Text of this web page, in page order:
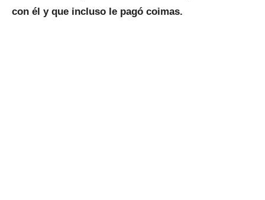
con él y que incluso le pagó coimas.